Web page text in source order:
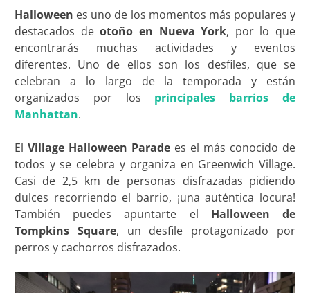
Halloween es uno de los momentos más populares y
destacados deotoño en Nueva York, por lo que
encontrarás muchas actividades y eventos
diferentes. Uno de ellos son los desfiles, que se
celebran a lo largo de la temporada y están
organizados por los principales barrios de
Manhattan.
El Village Halloween Paradees el más conocido de
todos y se celebra y organiza en Greenwich Village.
Casi de 2,5 km de personas disfrazadas pidiendo
dulces recorriendo el barrio, ¡una auténtica locura!
También puedes apuntarte el Halloween de
Tompkins Square, un desfile protagonizado por
perros y cachorros disfrazados.